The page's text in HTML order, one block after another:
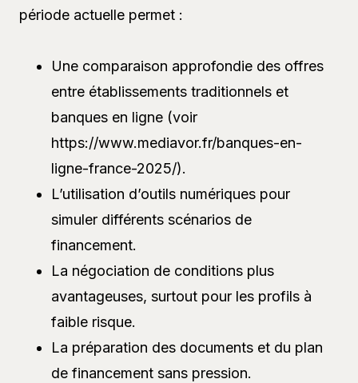
période actuelle permet :
Une comparaison approfondie des offres
entre établissements traditionnels et
banques en ligne (voir
https://www.mediavor.fr/banques-en-
ligne-france-2025/).
L’utilisation d’outils numériques pour
simuler différents scénarios de
financement.
La négociation de conditions plus
avantageuses, surtout pour les profils à
faible risque.
La préparation des documents et du plan
de financement sans pression.